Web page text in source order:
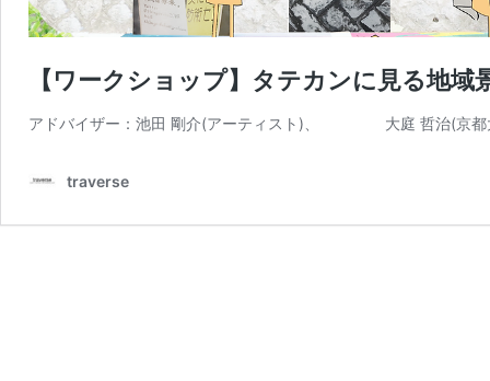
【ワークショップ】タテカンに見る地域
アドバイザー：池田 剛介(アーティスト)、 大庭 哲治(京
traverse